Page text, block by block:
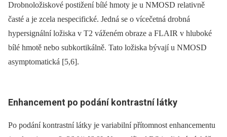
Drobnoložiskové postižení bílé hmoty je u NMOSD relativně
časté a je zcela nespecifické. Jedná se o vícečetná drobná
hypersignální ložiska v T2 váženém obraze a FLAIR v hluboké
bílé hmotě nebo subkortikálně. Tato ložiska bývají u NMOSD
asymptomatická [5,6].
Enhancement po podání kontrastní látky
Po podání kontrastní látky je variabilní přítomnost enhancementu